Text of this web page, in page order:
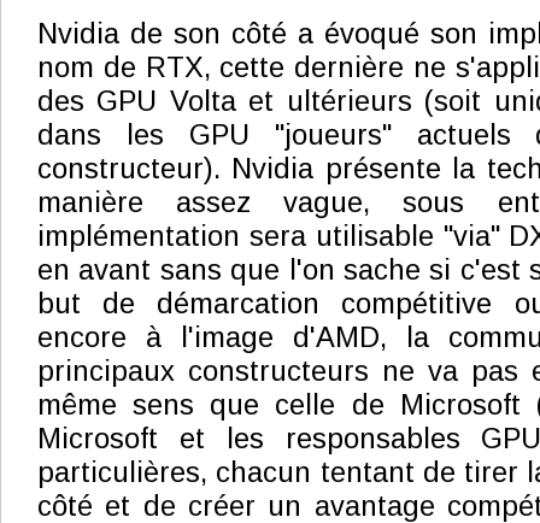
Nvidia de son côté a évoqué son
nom de RTX, cette dernière ne
des GPU Volta et ultérieurs (soit
dans les GPU "joueurs"
constructeur). Nvidia présente la
manière assez vague, sous
implémentation sera utilisable "via"
en avant sans que l'on sache si c'est
but de démarcation compétitive
encore à l'image d'AMD, la
principaux constructeurs ne va pas
même sens que celle de Microsoft
Microsoft et les responsables
particulières, chacun tentant de tirer
côté et de créer un avantage